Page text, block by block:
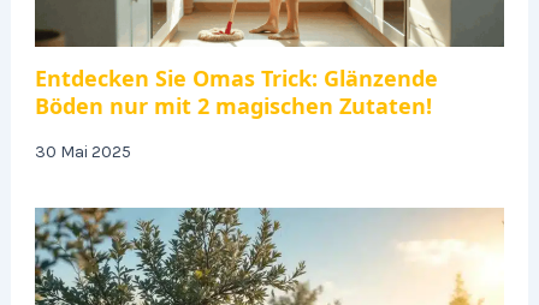
Entdecken Sie Omas Trick: Glänzende
Böden nur mit 2 magischen Zutaten!
30 Mai 2025